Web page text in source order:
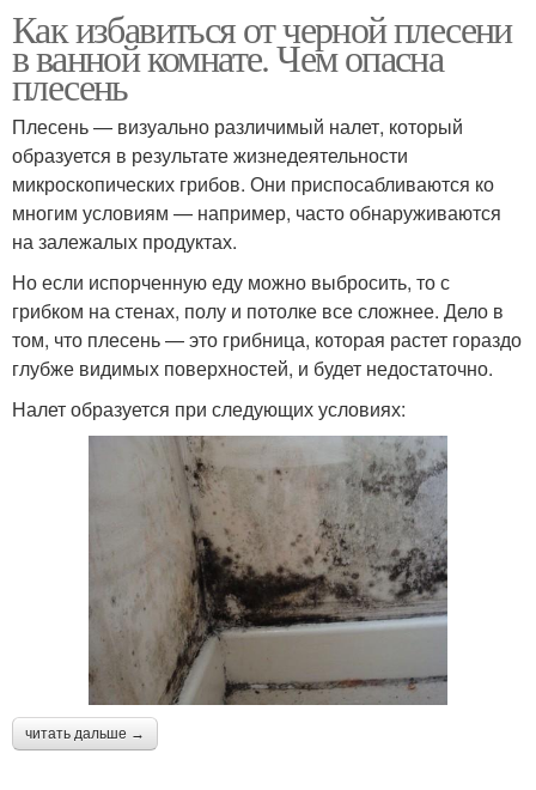
Как избавиться от черной плесени
в ванной комнате. Чем опасна
плесень
Плесень — визуально различимый налет, который
образуется в результате жизнедеятельности
микроскопических грибов. Они приспосабливаются ко
многим условиям — например, часто обнаруживаются
на залежалых продуктах.
Но если испорченную еду можно выбросить, то с
грибком на стенах, полу и потолке все сложнее. Дело в
том, что плесень — это грибница, которая растет гораздо
глубже видимых поверхностей, и будет недостаточно.
Налет образуется при следующих условиях:
читать дальше →